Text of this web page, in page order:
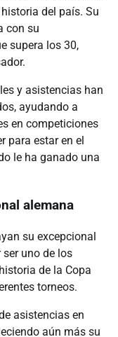
del país. Su
con su
supera los 30,
y asistencias han
ayudando a
en competiciones
para estar en el
le ha ganado una
alemana
su excepcional
uno de los
de la Copa
torneos.
asistencias en
aún más su